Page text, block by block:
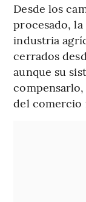
Desde los
procesado,
industria
cerrados
aunque su
del comercio